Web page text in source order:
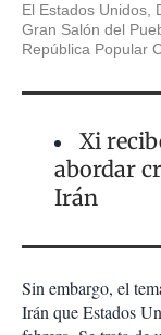
El Estados Unidos,
Gran Salón del
República Popular
Xi
abordar
Irán
Sin embargo, el
Irán que Estados